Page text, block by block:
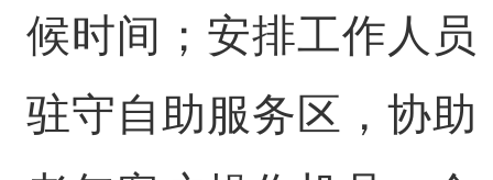
候时间；安排工作人员
驻守自助服务区，协助